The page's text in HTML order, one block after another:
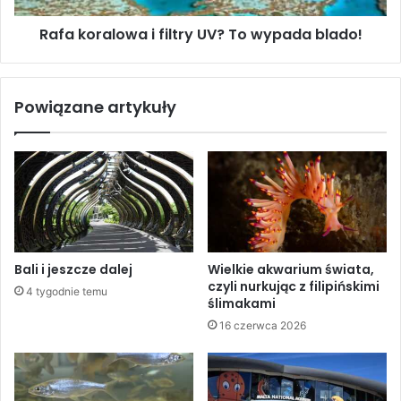
fot. archiwum Bioparc Valencia
fot. M. i M. Korolczuk
Oceanogràfic – 35-metrowy
tunel, fot. M. i M. Korolczuk
Oceanogràfic – tunel, fot. M. i M.
Korolczuk
Oceanogràfic – tunel, fot. M. i M.
Korolczuk
Rafa koralowa i filtry UV? To wypada blado!
Powiązane artykuły
Bali i jeszcze dalej
4 tygodnie temu
Wielkie akwarium świata,
czyli nurkując z filipińskimi
ślimakami
16 czerwca 2026